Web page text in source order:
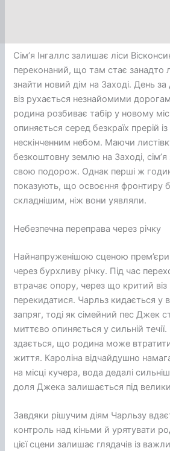
Сім’я Інгаллс залишає ліси
переконаний, що там стає занадто
знайти новий дім на Заході. День за
віз рухається незнайомими
родина розбиває табір у новому
опиняється серед безкраїх прерій
нескінченним небом. Маючи
безкоштовну землю на Заході,
свою подорож. Однак перші ж
показують, що освоєння фронтиру
складнішим, ніж вони уявляли.
Небезпечна переправа через річку
Найнапруженішою сценою прем’єри
через бурхливу річку. Під час
втрачає опору, через що критий
перекидатися. Чарльз кидається у
запряг, тоді як сімейний пес Джек
миттєво опиняється у сильній
здається, що родина може
життя. Кароліна відчайдушно
на місці кучера, вода дедалі
доля Джека залишається під
Завдяки рішучим діям Чарльзу
контроль над кіньми й урятувати
цієї сцени залишає глядачів із